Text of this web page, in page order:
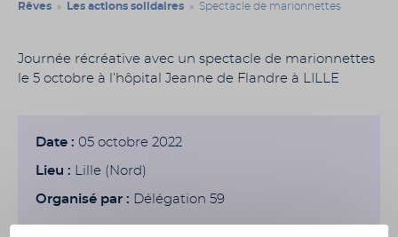
Rêves » Les actions solidaires » Spectacle de marionnettes
Journée récréative avec un spectacle de marionnettes
le 5 octobre à l’hôpital Jeanne de Flandre à LILLE
Date : 05 octobre 2022
Lieu : Lille (Nord)
Organisé par : Délégation 59